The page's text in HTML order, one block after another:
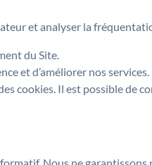
et analyser la
du Site.
et d’améliorer nos services.
cookies. Il est possible